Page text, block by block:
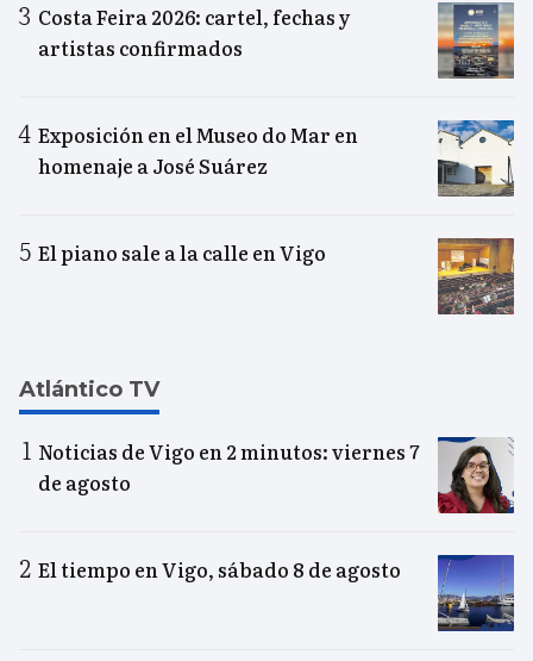
Costa Feira 2026: cartel, fechas y
artistas confirmados
Exposición en el Museo do Mar en
homenaje a José Suárez
El piano sale a la calle en Vigo
Atlántico TV
Noticias de Vigo en 2 minutos: viernes 7
de agosto
El tiempo en Vigo, sábado 8 de agosto